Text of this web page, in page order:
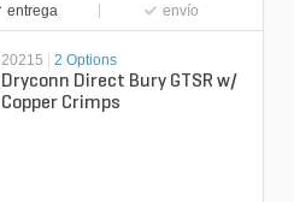
entrega envío
20215 2 Options
Dryconn Direct Bury GTSR w/
Copper Crimps